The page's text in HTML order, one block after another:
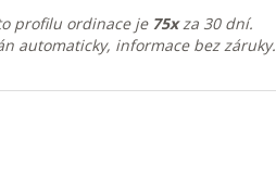
profilu ordinace je 75xza 30 dní.
automaticky, informace bez záruky.